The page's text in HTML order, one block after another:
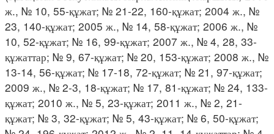
ж., № 10, 55-құжат; № 21-22, 160-құжат; 2004 ж., №
23, 140-құжат; 2005 ж., № 14, 58-құжат; 2006 ж., №
10, 52-құжат; № 16, 99-құжат; 2007 ж., № 4, 28, 33-
құжаттар; № 9, 67-құжат; № 20, 153-құжат; 2008 ж., №
13-14, 56-құжат; № 17-18, 72-құжат; № 21, 97-құжат;
2009 ж., № 2-3, 18-құжат; № 17, 81-құжат; № 24, 133-
құжат; 2010 ж., № 5, 23-құжат; 2011 ж., № 2, 21-
құжат; № 3, 32-құжат; № 5, 43-құжат; № 6, 50-құжат;